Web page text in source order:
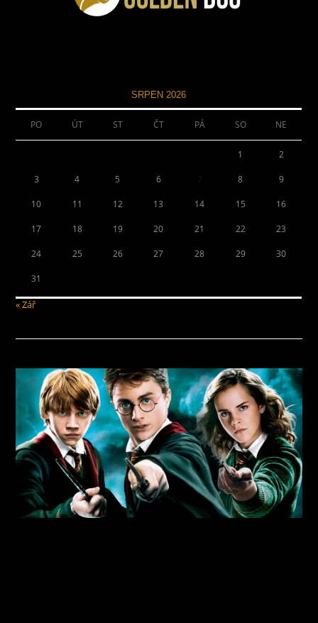
SRPEN 2026
PO ÚT ST ČT PÁ SO NE
1 2
3 4 5 6 8 9
10 11 12 13 14 15 16
17 18 19 20 21 22 23
24 25 26 27 28 29 30
31
« Zář